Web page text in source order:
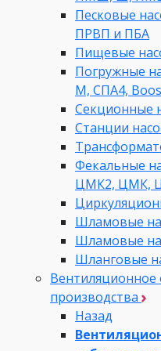
Песковые
ПРВП и ПБА
Пищевые
Погружные
М, СПА4,
Секционные
Станции
Фекальные
ЦМК2, ЦМК,
Шламовые
Шламовые
Шланговые
Вентиляционное
производства
Назад